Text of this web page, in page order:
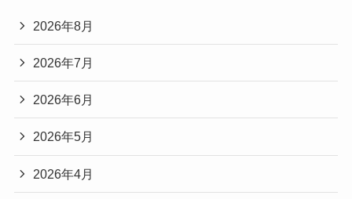
2026年8月
2026年7月
2026年6月
2026年5月
2026年4月